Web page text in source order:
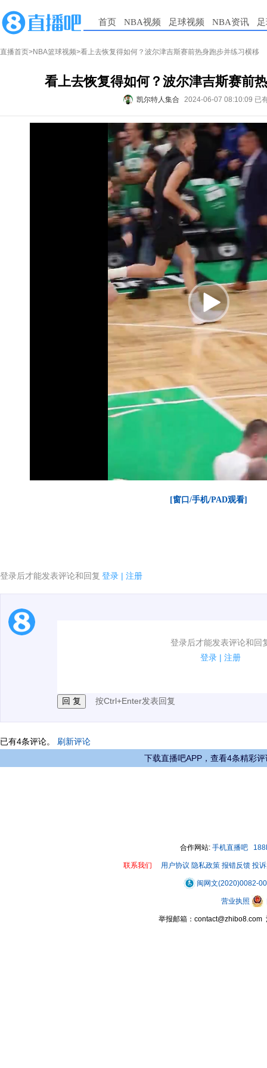
首页 NBA视频 足球视频 NBA资讯
直播首页>NBA篮球视频>看上去恢复得如何？波尔津吉斯赛前热身跑步并练习横移
看上去恢复得如何？波尔津吉斯赛前
凯尔特人集合 2024-06-07 08:10:09 已
[窗口/手机/PAD观看]
登录后才能发表评论和回复 登录 | 注册
登录后才能发表评论和回
登录 | 注册
1.电脑端新用户可以发表评论了！
按Ctrl+Enter发表回复
已有4条评论。 刷新评论
下载直播吧APP，查看4条精彩评
合作网站: 手机直播吧
联系我们 用户协议 隐私政策 报错反馈 投
闽网文(2020)0082-
营业执照
举报邮箱：